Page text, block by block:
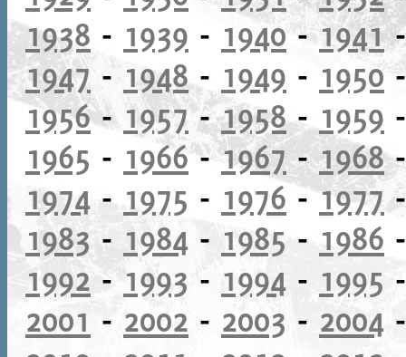
1938 - 1939 - 1940-1941
1947 - 1948- 1949 - 1950
1956- 1957-1958- 1959
1965 - 1966-1967-1968
1974 - 1975 - 1976 -1977
1983- 1984 - 1985 - 1986
1992-1993 - 1994 - 1995
2001 - 2002 - 2003 - 2004